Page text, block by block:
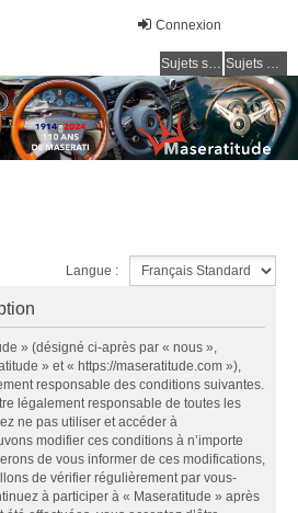
Connexion
Sujets sans réponse Sujets actifs
Langue :
» (désigné ci-après par « nous »,
» et « https://maseratitude.com »),
responsable des conditions suivantes.
légalement responsable de toutes les
ne pas utiliser et accéder à
modifier ces conditions à n’importe
de vous informer de ces modifications,
de vérifier régulièrement par vous-
à participer à « Maseratitude » après